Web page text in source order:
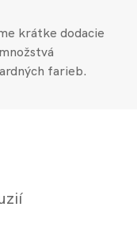
krátke dodacie
farieb.